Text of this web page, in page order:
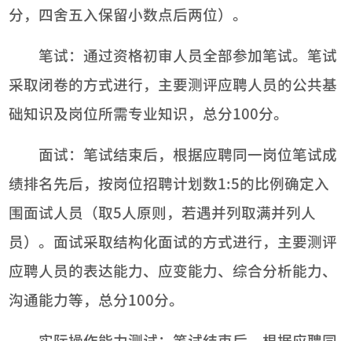
分，四舍五入保留小数点后两位）。
笔试：通过资格初审人员全部参加笔试。笔试
采取闭卷的方式进行，主要测评应聘人员的公共基
础知识及岗位所需专业知识，总分100分。
面试：笔试结束后，根据应聘同一岗位笔试成
绩排名先后，按岗位招聘计划数1:5的比例确定入
围面试人员（取5人原则，若遇并列取满并列人
员）。面试采取结构化面试的方式进行，主要测评
应聘人员的表达能力、应变能力、综合分析能力、
沟通能力等，总分100分。